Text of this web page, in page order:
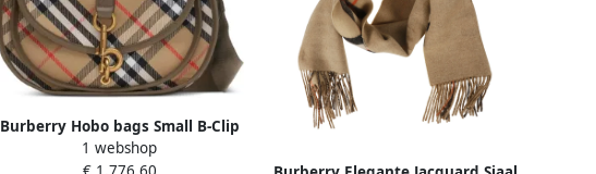
Burberry Hobo bags Small B-Clip
Messenger Crossbody Synthetic
1 webshop